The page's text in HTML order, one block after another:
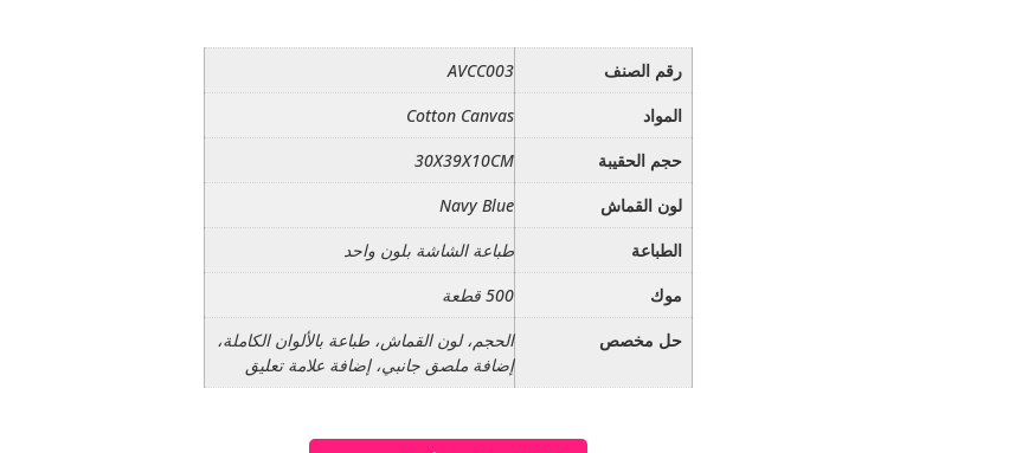
رقم الصنف
AVCC003
المواد
Cotton Canvas
حجم الحقيبة
30X39X10CM
لون القماش
Navy Blue
الطباعة
طباعة الشاشة بلون واحد
موك
500 قطعة
حل مخصص
الحجم، لون القماش، طباعة بالألوان الكاملة،
إضافة ملصق جانبي، إضافة علامة تعليق